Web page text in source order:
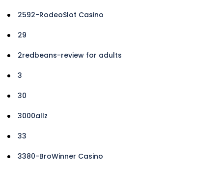
2592-RodeoSlot Casino
29
2redbeans-review for adults
3
30
3000allz
33
3380-BroWinner Casino